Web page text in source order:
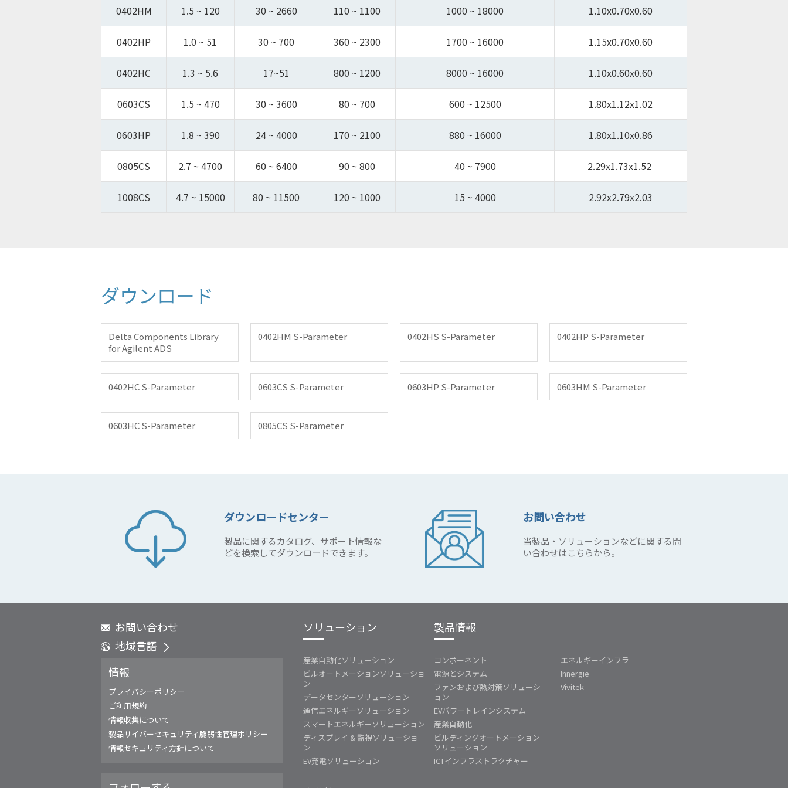
0402HM 1.5 ~ 120 30 ~ 2660 110 ~ 1100 1000 ~ 18000 1.10x0.70x0.60
0402HP 1.0 ~ 51 30 ~ 700 360 ~ 2300 1700 ~ 16000 1.15x0.70x0.60
0402HC 1.3 ~ 5.6 17~51 800 ~ 1200 8000 ~ 16000 1.10x0.60x0.60
0603CS 1.5 ~ 470 30 ~ 3600 80 ~ 700 600 ~ 12500 1.80x1.12x1.02
0603HP 1.8 ~ 390 24 ~ 4000 170 ~ 2100 880 ~ 16000 1.80x1.10x0.86
0805CS 2.7 ~ 4700 60 ~ 6400 90 ~ 800 40 ~ 7900 2.29x1.73x1.52
1008CS 4.7 ~ 15000 80 ~ 11500 120 ~ 1000 15 ~ 4000 2.92x2.79x2.03
ダウンロード
Delta Components Library
for Agilent ADS
0402HM S-Parameter 0402HS S-Parameter 0402HP S-Parameter
0402HC S-Parameter 0603CS S-Parameter 0603HP S-Parameter 0603HM S-Parameter
0603HC S-Parameter 0805CS S-Parameter
ダウンロードセンター
製品に関するカタログ、サポート情報な
どを検索してダウンロードできます。
お問い合わせ
当製品・ソリューションなどに関する問
い合わせはこちらから。
お問い合わせ
地域言語
Global - 繁體中文
Americas - English
Australia - English
China - 简体中文
EMEA - English
EMEA - Deutsch
情報
プライバシーポリシー
ご利用規約
情報収集について
製品サイバーセキュリティ脆弱性管理ポリシー
情報セキュリティ方針について
ソリューション
産業自動化ソリューション
ビルオートメーションソリューショ
ン
データセンターソリューション
通信エネルギーソリューション
スマートエネルギーソリューション
ディスプレイ & 監視ソリューショ
ン
EV充電ソリューション
製品情報
コンポーネント
電源とシステム
ファンおよび熱対策ソリューシ
ョン
EVパワートレインシステム
産業自動化
ビルディングオートメーション
ソリューション
ICTインフラストラクチャー
エネルギーインフラ
Innergie
Vivitek